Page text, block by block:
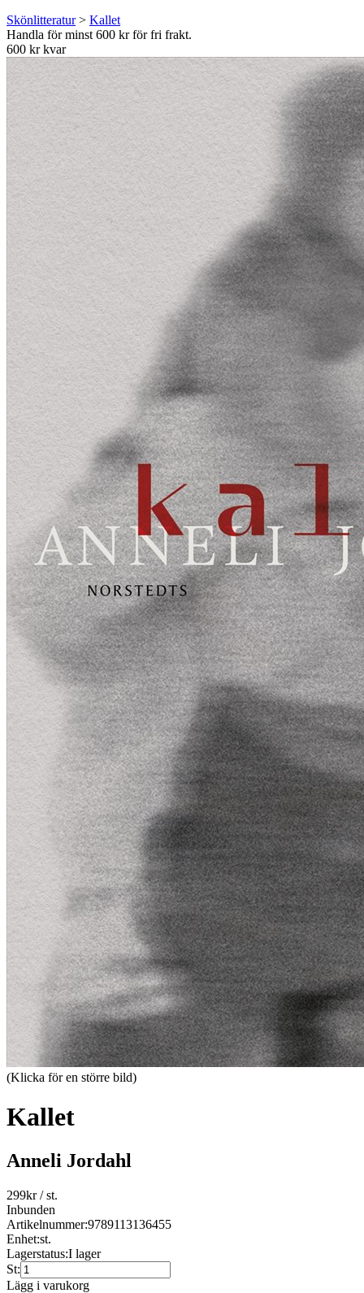
Skönlitteratur> Kallet
Handla för minst 600 kr för fri frakt.
600 kr kvar
(Klicka för en större bild)
Kallet
Anneli Jordahl
299kr/ st.
Inbunden
Artikelnummer:9789113136455
Enhet:st.
Lagerstatus:I lager
St:
Lägg i varukorg